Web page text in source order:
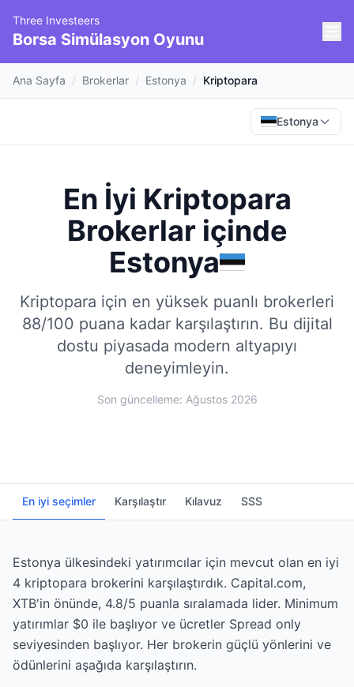
Three Investeers
Borsa Simülasyon Oyunu
Ana Sayfa / Brokerlar / Estonya / Kriptopara
Estonya
En İyi Kriptopara
Brokerlar içinde
Estonya
Kriptopara için en yüksek puanlı brokerleri
88/100 puana kadar karşılaştırın. Bu dijital
dostu piyasada modern altyapıyı
deneyimleyin.
Son güncelleme: Ağustos 2026
En iyi seçimler Karşılaştır Kılavuz SSS
Estonya ülkesindeki yatırımcılar için mevcut olan en iyi
4 kriptopara brokerini karşılaştırdık. Capital.com,
XTB'in önünde, 4.8/5 puanla sıralamada lider. Minimum
yatırımlar $0 ile başlıyor ve ücretler Spread only
seviyesinden başlıyor. Her brokerin güçlü yönlerini ve
ödünlerini aşağıda karşılaştırın.